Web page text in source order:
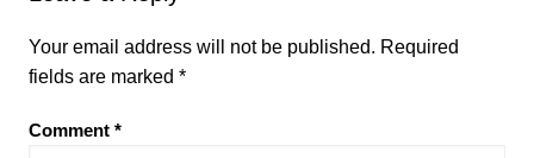
Your email address will not be published. Required
fields are marked *
Comment *